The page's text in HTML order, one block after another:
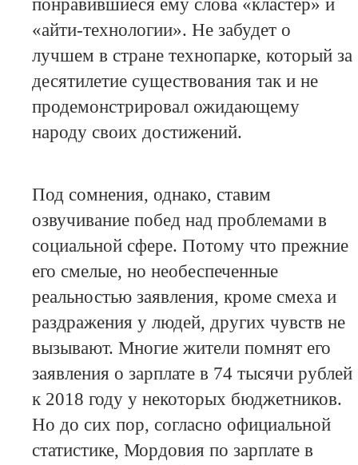
понравившиеся ему слова «кластер» и
«айти-технологии». Не забудет о
лучшем в стране технопарке, который за
десятилетие существования так и не
продемонстрировал ожидающему
народу своих достижений.
Под сомнения, однако, ставим
озвучивание побед над проблемами в
социальной сфере. Потому что прежние
его смелые, но необеспеченные
реальностью заявления, кроме смеха и
раздражения у людей, других чувств не
вызывают. Многие жители помнят его
заявления о зарплате в 74 тысячи рублей
к 2018 году у некоторых бюджетников.
Но до сих пор, согласно официальной
статистике, Мордовия по зарплате в